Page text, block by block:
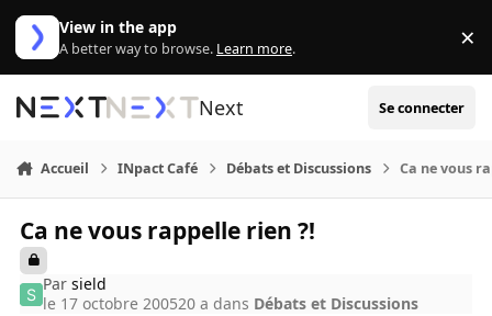
Aller au contenu
View in the app
A better way to browse. Learn more. ×
Next Se connecter
Accueil INpact Café Débats et Discussions Ca ne vous
Ca ne vous rappelle rien ?!
Parsield
le 17 octobre 200520 a dans Débats et Discussions